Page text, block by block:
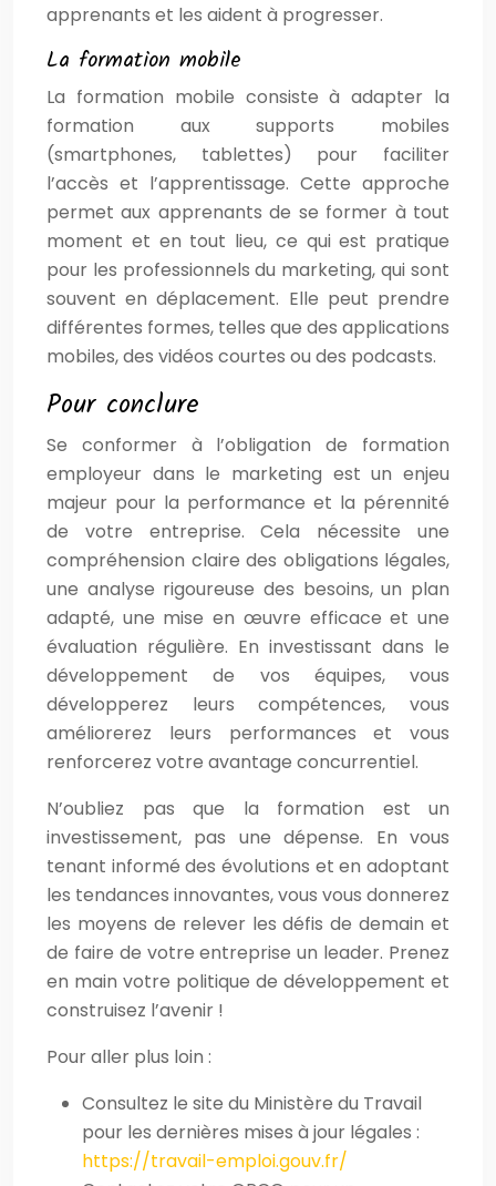
apprenants et les aident à progresser.
La formation mobile
La formation mobile consiste à adapter la
formation aux supports mobiles
(smartphones, tablettes) pour faciliter
l’accès et l’apprentissage. Cette approche
permet aux apprenants de se former à tout
moment et en tout lieu, ce qui est pratique
pour les professionnels du marketing, qui sont
souvent en déplacement. Elle peut prendre
différentes formes, telles que des applications
mobiles, des vidéos courtes ou des podcasts.
Pour conclure
Se conformer à l’obligation de formation
employeur dans le marketing est un enjeu
majeur pour la performance et la pérennité
de votre entreprise. Cela nécessite une
compréhension claire des obligations légales,
une analyse rigoureuse des besoins, un plan
adapté, une mise en œuvre efficace et une
évaluation régulière. En investissant dans le
développement de vos équipes, vous
développerez leurs compétences, vous
améliorerez leurs performances et vous
renforcerez votre avantage concurrentiel.
N’oubliez pas que la formation est un
investissement, pas une dépense. En vous
tenant informé des évolutions et en adoptant
les tendances innovantes, vous vous donnerez
les moyens de relever les défis de demain et
de faire de votre entreprise un leader. Prenez
en main votre politique de développement et
construisez l’avenir !
Pour aller plus loin :
Consultez le site du Ministère du Travail
pour les dernières mises à jour légales :
https://travail-emploi.gouv.fr/